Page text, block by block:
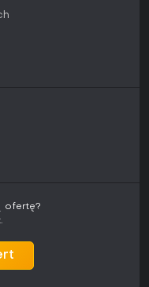
produkt,
symulacji RPG.
ofertę?